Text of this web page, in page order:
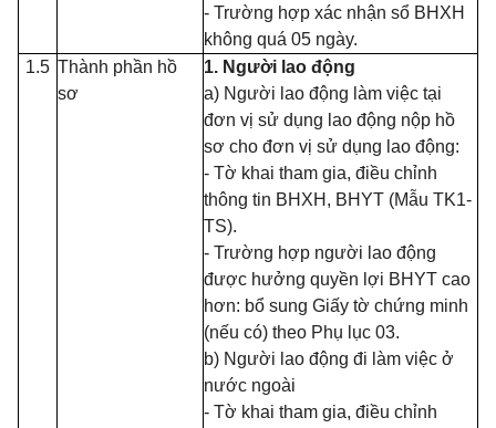
- Trường hợp xác nhận sổ BHXH
không quá 05 ngày.
1.5 Thành phần hồ
sơ
1. Người lao động
a) Người lao động làm việc tại
đơn vị sử dụng lao động nộp hồ
sơ cho đơn vị sử dụng lao động:
- Tờ khai tham gia, điều chỉnh
thông tin BHXH, BHYT (Mẫu TK1-
TS).
- Trường hợp người lao động
được hưởng quyền lợi BHYT cao
hơn: bổ sung Giấy tờ chứng minh
(nếu có) theo Phụ lục 03.
b) Người lao động đi làm việc ở
nước ngoài
- Tờ khai tham gia, điều chỉnh